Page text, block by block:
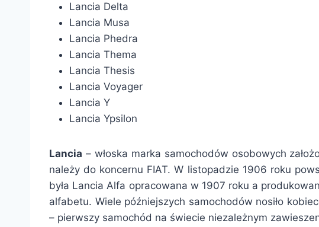
Lancia Delta
Lancia Musa
Lancia Phedra
Lancia Thema
Lancia Thesis
Lancia Voyager
Lancia Y
Lancia Ypsilon
Lancia – włoska marka samochodów osobowych
należy do koncernu FIAT. W listopadzie 1906 roku
była Lancia Alfa opracowana w 1907 roku a
alfabetu. Wiele późniejszych samochodów nosiło
– pierwszy samochód na świecie niezależnym